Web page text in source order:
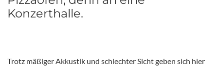
Konzerthalle.
Trotz mäßiger Akkustik und schlechter Sicht geben sich hier